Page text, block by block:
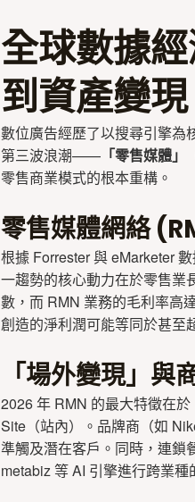
全球數據
到資產變現
數位廣告經歷了以搜尋引擎為
第三波浪潮——「零售媒體」
零售商業模式的根本重構。
零售媒體網絡
根據 Forrester 與 eMarketer
一趨勢的核心動力在於零售業
數，而 RMN 業務的毛利率高
創造的淨利潤可能等同於甚至
「場外變現」與
2026 年 RMN 的最大特徵在
Site（站內）。品牌商（如
準觸及潛在客戶。同時，連鎖
metabiz 等 AI 引擎進行跨業種